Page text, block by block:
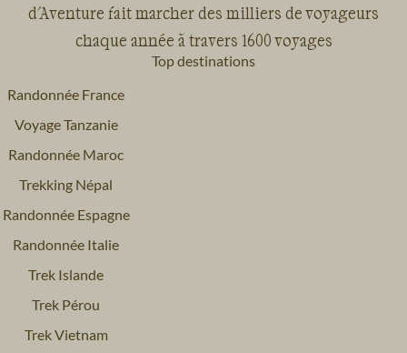
d'Aventure fait marcher des milliers de voyageurs
chaque année à travers 1600 voyages
Top destinations
Randonnée France
Voyage Tanzanie
Randonnée Maroc
Trekking Népal
Randonnée Espagne
Randonnée Italie
Trek Islande
Trek Pérou
Trek Vietnam